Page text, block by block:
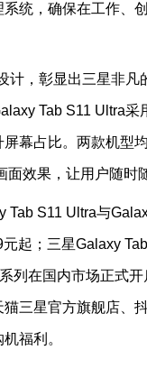
统，确保在工作、
计，彰显出三星非
Tab S11 Ultra
幕占比。两款机型
效果，让用户随时
Tab S11 Ultra与
起；三星Galaxy
列在国内市场正式
三星官方旗舰店、
福利。